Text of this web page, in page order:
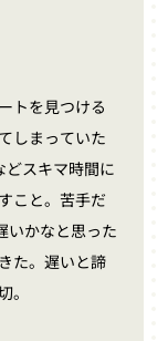
トを見つける
しまっていた
スキマ時間に
こと。苦手だ
いかなと思った
た。遅いと諦
。